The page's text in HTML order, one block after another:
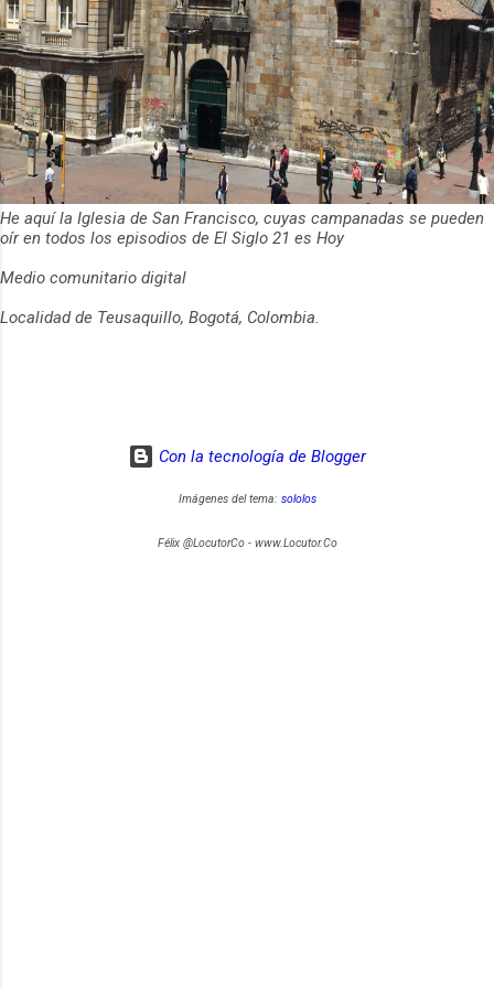
He aquí la Iglesia de San Francisco, cuyas campanadas se pueden
oír en todos los episodios de El Siglo 21 es Hoy
Medio comunitario digital
Localidad de Teusaquillo, Bogotá, Colombia.
Con la tecnología de Blogger
Imágenes del tema: sololos
Félix @LocutorCo - www.Locutor.Co